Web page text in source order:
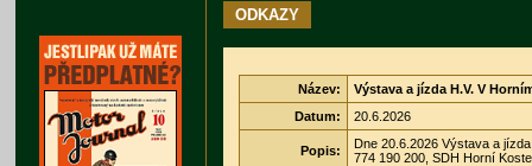
ODKAZY
Název:
Výstava a jízda H.V. V
Datum:
20.6.2026
Popis:
Dne 20.6.2026 Výstava a
774 190 200, SDH Horní